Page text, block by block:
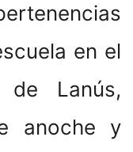
en el
de Lanús,
anoche y